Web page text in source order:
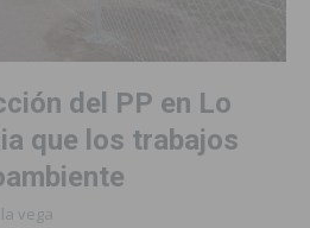
del PP en Lo
que los trabajos
vega